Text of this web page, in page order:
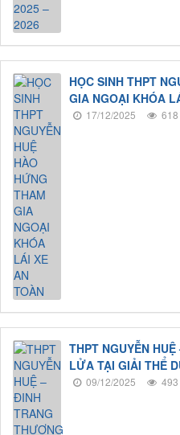
HỌC SINH THPT
GIA NGOẠI KHÓA
17/12/2025 618
THPT NGUYỄN
LỬA TẠI GIẢI THỂ
09/12/2025 493